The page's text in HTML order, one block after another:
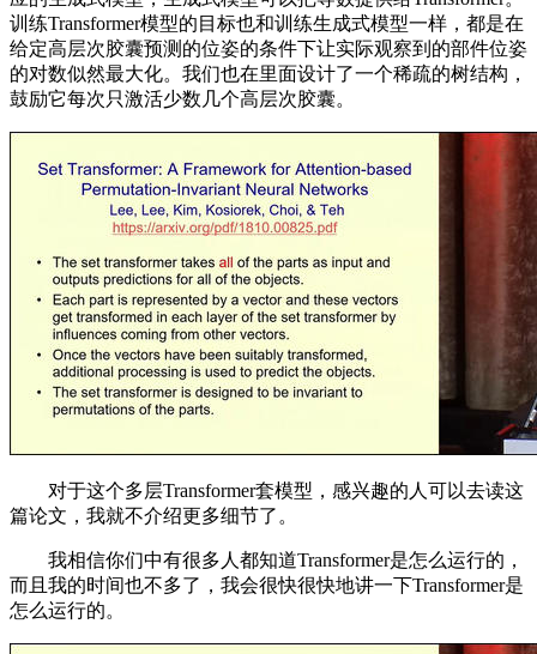
训练Transformer模型的目标也和训练生成式模型一样，都是在
给定高层次胶囊预测的位姿的条件下让实际观察到的部件位姿
的对数似然最大化。我们也在里面设计了一个稀疏的树结构，
鼓励它每次只激活少数几个高层次胶囊。
对于这个多层Transformer套模型，感兴趣的人可以去读这
篇论文，我就不介绍更多细节了。
我相信你们中有很多人都知道Transformer是怎么运行的，
而且我的时间也不多了，我会很快很快地讲一下Transformer是
怎么运行的。